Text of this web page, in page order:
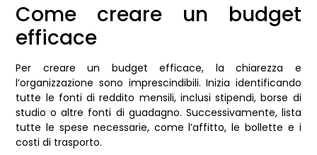
Come creare un budget
efficace
Per creare un budget efficace, la chiarezza e
l’organizzazione sono imprescindibili. Inizia identificando
tutte le fonti di reddito mensili, inclusi stipendi, borse di
studio o altre fonti di guadagno. Successivamente, lista
tutte le spese necessarie, come l’affitto, le bollette e i
costi di trasporto.